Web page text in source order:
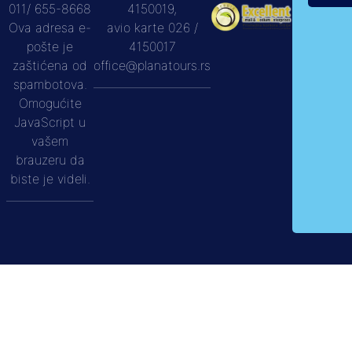
011/ 655-8668
Ova adresa e-
pošte je
zaštićena od
spambotova.
Omogućite
JavaScript u
vašem
brauzeru da
biste je videli.
4150019,
avio karte 026 /
4150017
office@planatours.rs